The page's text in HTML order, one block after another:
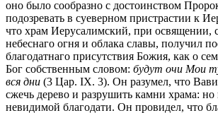
оно было сообразно с достоинством
подозревать в суеверном пристрастии к
что храм Иерусалимский, при освящении,
небеснаго огня и облака славы, получил
благодатнаго присутствия Божия, как о
Бог собственным словом: будут очи Мои
вся дни (3 Цар. IX. 3). Он разумел, что
сжечь дерево и разрушить камни храма: но
невидимой благодати. Он провидел, что